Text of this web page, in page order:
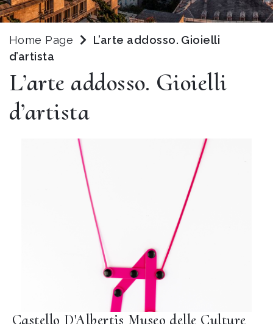
Home Page
L’arte addosso. Gioielli
d’artista
L’arte addosso. Gioielli
d’artista
Castello D'Albertis Museo delle Culture